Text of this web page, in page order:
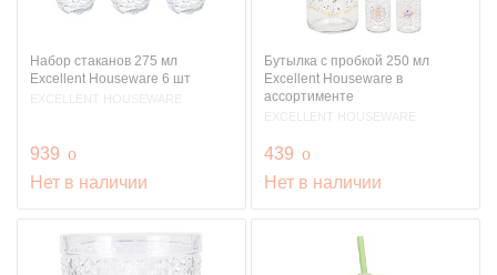
Набор стаканов 275 мл
Excellent Houseware 6 шт
EXCELLENT HOUSEWARE
939 руб.
o
Нет в наличии
Бутылка с пробкой 250 мл
Excellent Houseware в
ассортименте
EXCELLENT HOUSEWARE
439 руб.
o
Нет в наличии